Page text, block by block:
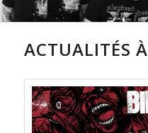
ACTUALITÉS